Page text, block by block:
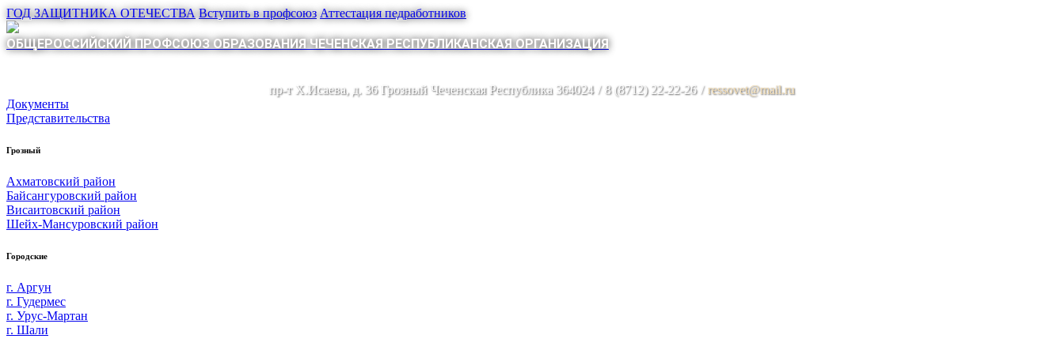
ГОД ЗАЩИТНИКА ОТЕЧЕСТВА Вступить в профсоюз Аттестация педработников
ОБЩЕРОССИЙСКИЙ ПРОФСОЮЗ ОБРАЗОВАНИЯ ЧЕЧЕНСКАЯ РЕСПУБЛИКАНСКАЯ ОРГАНИЗАЦИЯ
пр-т Х.Исаева, д. 36 Грозный Чеченская Республика 364024 / 8 (8712) 22-22-26 / ressovet@mail.ru
Документы
Представительства
Грозный
Ахматовский район
Байсангуровский район
Висаитовский район
Шейх-Мансуровский район
Городские
г. Аргун
г. Гудермес
г. Урус-Мартан
г. Шали